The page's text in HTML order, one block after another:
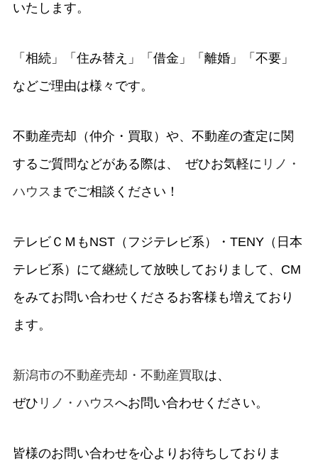
いたします。
「相続」「住み替え」「借金」「離婚」「不要」
などご理由は様々です。
不動産売却（仲介・買取）や、不動産の査定に関
するご質問などがある際は、 ぜひお気軽に リノ・
ハウス までご相談ください！
テレビＣＭもNST（フジテレビ系）・TENY（日本
テレビ系）にて継続して放映しておりまして、CM
をみてお問い合わせくださるお客様も増えており
ます。
新潟市の不動産売却・不動産買取は、
ぜひ リノ・ハウスへお問い合わせください。
皆様のお問い合わせを心よりお待ちしておりま